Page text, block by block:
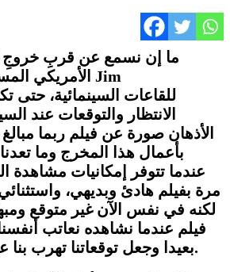
ما إن نسمع عن قربِ خروجِ
Jim
الانتظار والتوقعات عند
الأذهان صورة عن فيلم ربما مبالغ
بأعمال هذا المخرج وما
عندما تتوفر إمكانيات مشاهدة
مرة بفيلم هادئ وبديهي،
لكنه في نفس الآن غير متوقع
فيلم عندما نشاهده نعاتب
بعيدا وجعل توقعاتنا تهرب بنا عن الأشياء البسيطة.